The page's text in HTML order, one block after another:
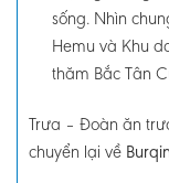
sống. Nhìn
Hemu và Khu
thăm Bắc Tân
Trưa – Đoàn ăn
chuyển lại về